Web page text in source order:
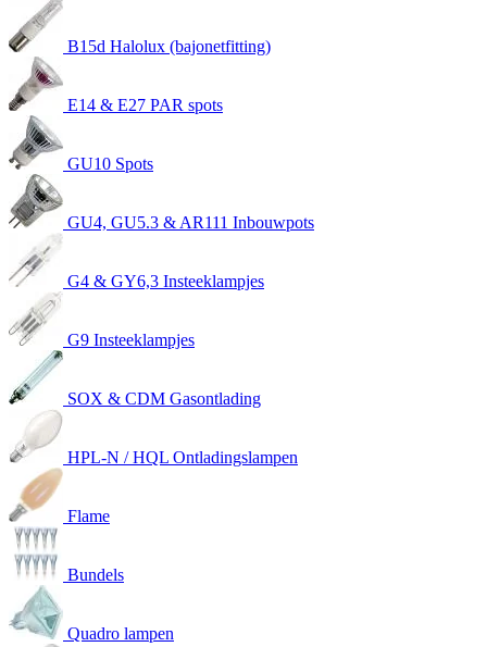
B15d Halolux (bajonetfitting)
E14 & E27 PAR spots
GU10 Spots
GU4, GU5.3 & AR111 Inbouwpots
G4 & GY6,3 Insteeklampjes
G9 Insteeklampjes
SOX & CDM Gasontlading
HPL-N / HQL Ontladingslampen
Flame
Bundels
Quadro lampen